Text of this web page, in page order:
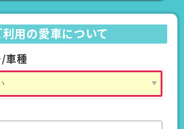
利用の愛車について
車種